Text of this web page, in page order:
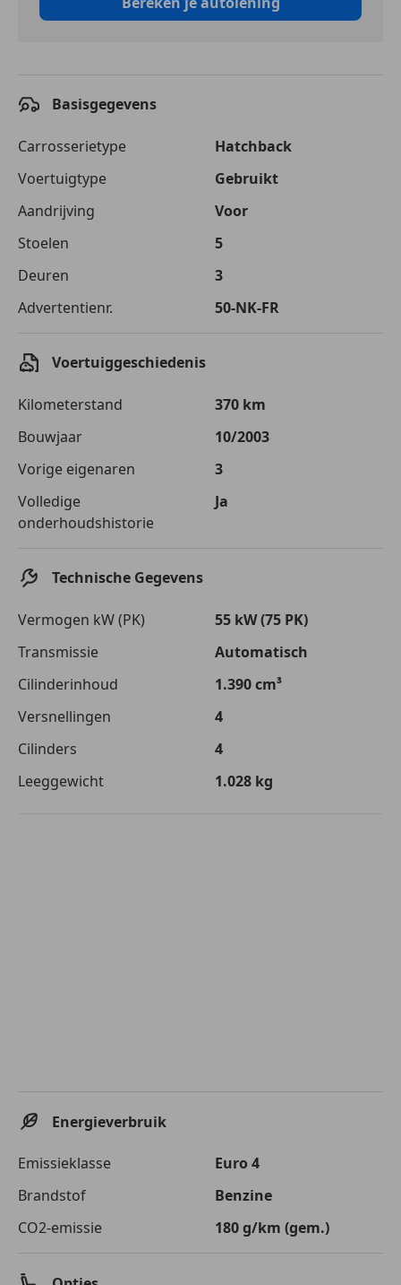
Basisgegevens
Carrosserietype
Hatchback
Voertuigtype
Gebruikt
Aandrijving
Voor
Stoelen
5
Deuren
3
Advertentienr.
50-NK-FR
Voertuiggeschiedenis
Kilometerstand
370 km
Bouwjaar
10/2003
Vorige eigenaren
3
Volledige
onderhoudshistorie
Ja
Technische Gegevens
Vermogen kW (PK)
55 kW (75 PK)
Transmissie
Automatisch
Cilinderinhoud
1.390 cm³
Versnellingen
4
Cilinders
4
Leeggewicht
1.028 kg
Energieverbruik
Emissieklasse
Euro 4
Brandstof
Benzine
CO2-emissie
180 g/km (gem.)